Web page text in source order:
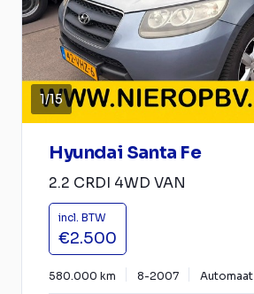
1/15
Hyundai Santa Fe
2.2 CRDI 4WD VAN
incl. BTW
€2.500
580.000 km 8-2007 Automaat